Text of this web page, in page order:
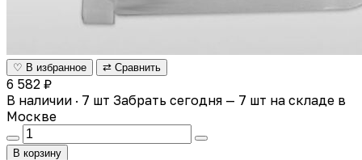
♡ В избранное ⇄ Сравнить
6 582 ₽
В наличии · 7 шт Забрать сегодня — 7 шт на складе в
Москве
В корзину